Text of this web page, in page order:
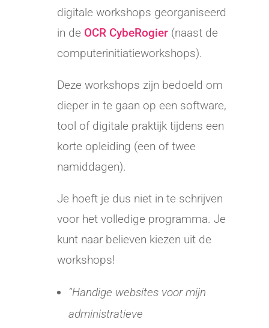
digitale workshops georganiseerd
in de OCR CybeRogier(naast de
computerinitiatieworkshops).
Deze workshops zijn bedoeld om
dieper in te gaan op een software,
tool of digitale praktijk tijdens een
korte opleiding (een of twee
namiddagen).
Je hoeft je dus niet in te schrijven
voor het volledige programma. Je
kunt naar believen kiezen uit de
workshops!
“Handige websites voor mijn
administratieve